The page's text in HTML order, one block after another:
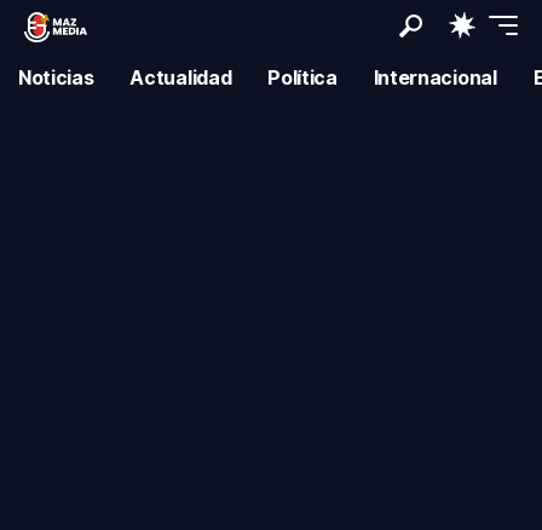
Noticias Actualidad Política Internacional